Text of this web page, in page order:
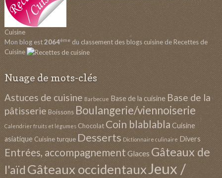
Cuisine
Mon blog est2064èmedu classement des blogs cuisinedeRecettes de
Cuisine
Nuage de mots-clés
Astuces de cuisine Barbecue Base de la cuisine Base de la
pâtisserie Boissons Boulangerie/viennoiserie
Calendrier fruits et légumes Chocolat Coin blablabla Cuisine
asiatique Cuisine turque Desserts Dictionnaire culinaire Divers
Entrées, accompagnement Glaces Gâteaux de
l'aïdGâteaux occidentauxJeux /